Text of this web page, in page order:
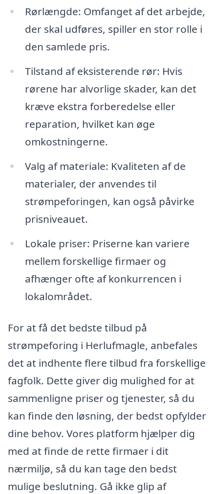
Rørlængde: Omfanget af det arbejde,
der skal udføres, spiller en stor rolle i
den samlede pris.
Tilstand af eksisterende rør: Hvis
rørene har alvorlige skader, kan det
kræve ekstra forberedelse eller
reparation, hvilket kan øge
omkostningerne.
Valg af materiale: Kvaliteten af de
materialer, der anvendes til
strømpeforingen, kan også påvirke
prisniveauet.
Lokale priser: Priserne kan variere
mellem forskellige firmaer og
afhænger ofte af konkurrencen i
lokalområdet.
For at få det bedste tilbud på
strømpeforing i Herlufmagle, anbefales
det at indhente flere tilbud fra forskellige
fagfolk. Dette giver dig mulighed for at
sammenligne priser og tjenester, så du
kan finde den løsning, der bedst opfylder
dine behov. Vores platform hjælper dig
med at finde de rette firmaer i dit
nærmiljø, så du kan tage den bedst
mulige beslutning. Gå ikke glip af